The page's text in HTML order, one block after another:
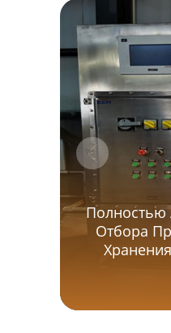
Полностью
Отбора